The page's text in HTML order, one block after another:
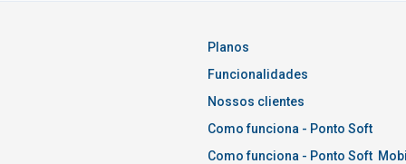
Planos
Funcionalidades
Nossos clientes
Como funciona - Ponto Soft
Como funciona - Ponto Soft